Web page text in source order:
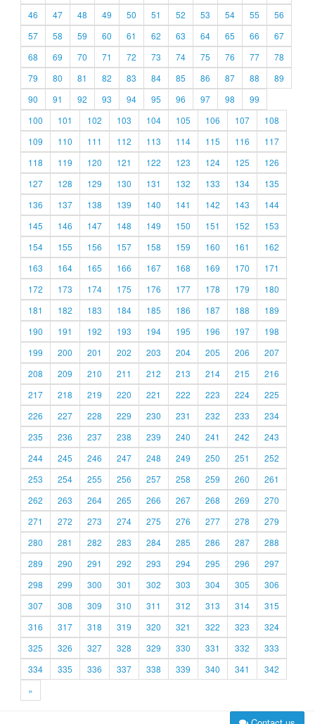
46
47 48 49 50 51 52 53 54 55
56
57
58 59 60 61 62 63 64 65 66
67
68
69 70 71 72 73 74 75 76 77
78
79
80 81 82 83 84 85 86 87 88
89
90
91 92 93 94 95 96 97 98
99
100
101 102 103 104 105 106 107
108
109
110 111 112 113 114 115 116
117
118
119 120 121 122 123 124 125
126
127
128 129 130 131 132 133 134
135
136
137 138 139 140 141 142 143
144
145
146 147 148 149 150 151 152
153
154
155 156 157 158 159 160 161
162
163
164 165 166 167 168 169 170
171
172
173 174 175 176 177 178 179
180
181
182 183 184 185 186 187 188
189
190
191 192 193 194 195 196 197
198
199
200 201 202 203 204 205 206
207
208
209 210 211 212 213 214 215
216
217
218 219 220 221 222 223 224
225
226
227 228 229 230 231 232 233
234
235
236 237 238 239 240 241 242
243
244
245 246 247 248 249 250 251
252
253
254 255 256 257 258 259 260
261
262
263 264 265 266 267 268 269
270
271
272 273 274 275 276 277 278
279
280
281 282 283 284 285 286 287
288
289
290 291 292 293 294 295 296
297
298
299 300 301 302 303 304 305
306
307
308 309 310 311 312 313 314
315
316
317 318 319 320 321 322 323
324
325
326 327 328 329 330 331 332
333
334
335 336 337 338 339 340 341
342
»